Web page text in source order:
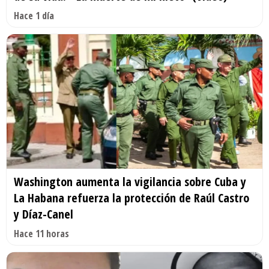
Hace 1 día
Washington aumenta la vigilancia sobre Cuba y
La Habana refuerza la protección de Raúl Castro
y Díaz-Canel
Hace 11 horas